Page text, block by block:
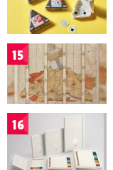
15
16